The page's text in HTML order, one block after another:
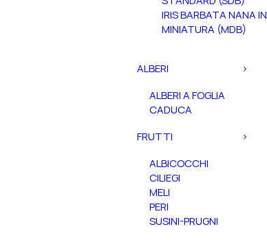
IRIS BARBATA NANA IN
MINIATURA (MDB)
ALBERI
ALBERI A FOGLIA
CADUCA
FRUTTI
ALBICOCCHI
CILIEGI
MELI
PERI
SUSINI-PRUGNI